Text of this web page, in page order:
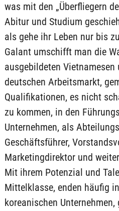
was mit den „Überfliegern
Abitur und Studium
als gehe ihr Leben nur bis
Galant umschifft man die
ausgebildeten Vietnamesen
deutschen Arbeitsmarkt,
Qualifikationen, es nicht
zu kommen, in den
Unternehmen, als
Geschäftsführer,
Marketingdirektor und
Mit ihrem Potenzial und
Mittelklasse, enden häufig
koreanischen